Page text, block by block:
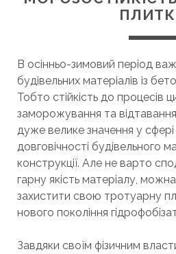
В осінньо-зимовий період
будівельних матеріалів із
Тобто стійкість до процесів
заморожування та
дуже велике значення у
довговічності будівельного
конструкції. Але не варто
гарну якість матеріалу,
захистити свою тротуарну
нового покоління
Завдяки своїм фізичним